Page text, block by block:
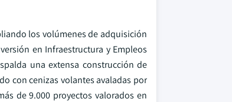
los volúmenes de adquisición
en Infraestructura y Empleos
una extensa construcción de
con cenizas volantes avaladas por
de 9.000 proyectos valorados en